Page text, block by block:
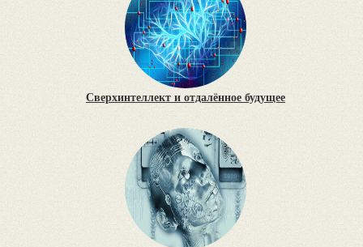
Сверхинтеллект и отдалённое будущее